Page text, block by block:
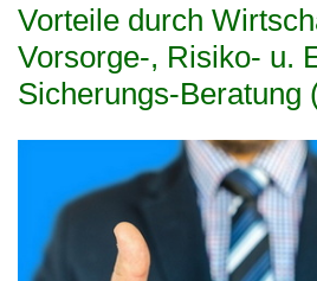
Vorteile durch
Vorsorge-, Risiko- u.
Sicherungs-Beratung